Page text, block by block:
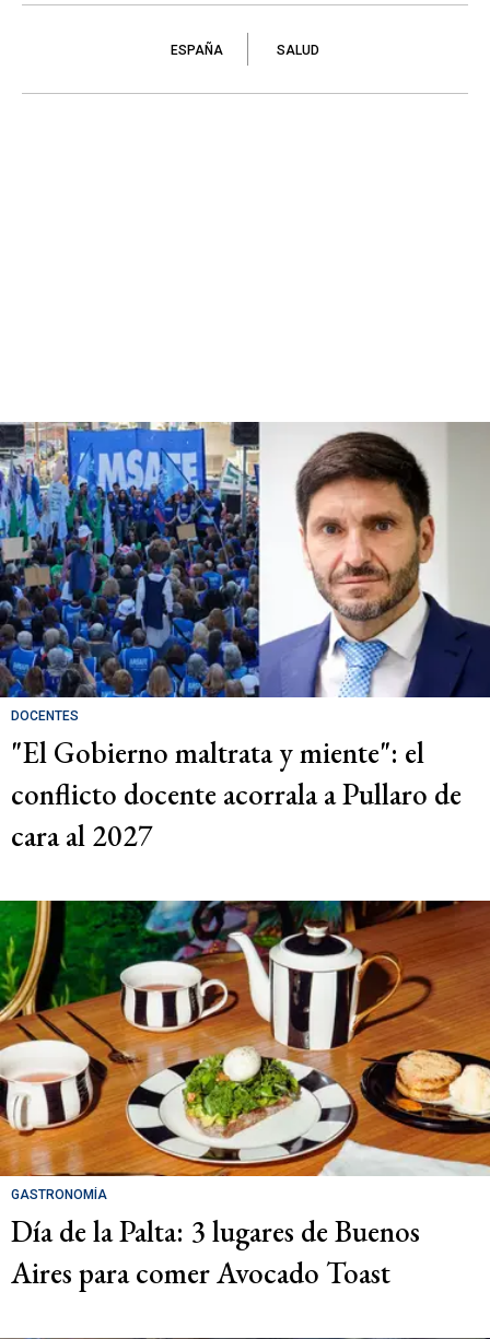
ESPAÑA SALUD
DOCENTES
"El Gobierno maltrata y miente": el
conflicto docente acorrala a Pullaro de
cara al 2027
GASTRONOMÍA
Día de la Palta: 3 lugares de Buenos
Aires para comer Avocado Toast